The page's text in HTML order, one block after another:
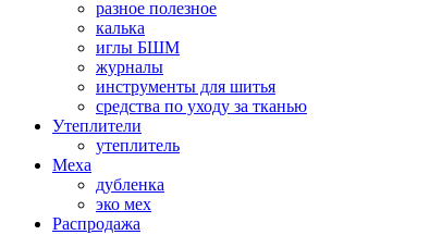
разное полезное
калька
иглы БШМ
журналы
инструменты для шитья
средства по уходу за тканью
Утеплители
утеплитель
Меха
дубленка
эко мех
Распродажа